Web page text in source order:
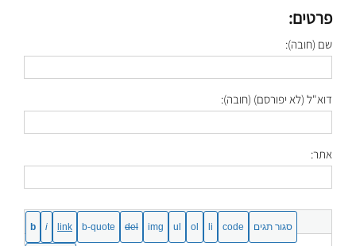
פרטים:
שם (חובה):
דוא"ל (לא יפורסם) (חובה):
אתר: